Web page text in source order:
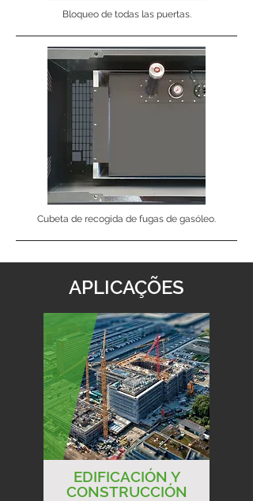
Bloqueo de todas las puertas.
Cubeta de recogida de fugas de gasóleo.
APLICAÇÕES
EDIFICACIÓN Y
CONSTRUCCIÓN